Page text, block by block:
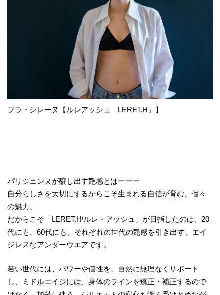
ブラ・シレーヌ【ルレアッシュ LERET.H」】
パリジェンヌが醸し出す艶感とはーーー
自分らしさを大切にするからこそ生まれる自信が育む、個々
の魅力。
だからこそ「LERET.H/ルレ・アッシュ」が目指したのは、20
代にも、60代にも、それぞれの世代の艶感を引き出す、エイ
ジレスなアンダーウエアです。
若い世代には、パワーや個性を、自然に無理なくサポート
し、ミドルエイジには、身体のラインを矯正・補正するので